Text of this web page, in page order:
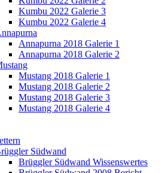
Kumbu 2022 Galerie 3
Kumbu 2022 Galerie 4
Annapurna 2018 Galerie 1
Annapurna 2018 Galerie 2
Mustang 2018 Galerie 1
Mustang 2018 Galerie 2
Mustang 2018 Galerie 3
Mustang 2018 Galerie 4
Südwand
Brüggler Südwand Wissenswertes